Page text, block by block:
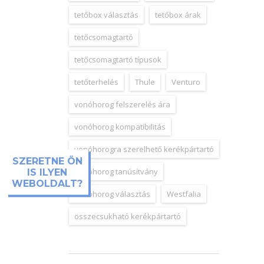
SZERETNE ÖN
IS ILYEN
WEBOLDALT?
tetőbox választás tetőbox árak
tetőcsomagtartó
tetőcsomagtartó típusok
tetőterhelés Thule Venturo
vonóhorog felszerelés ára
vonóhorog kompatibilitás
vonóhorogra szerelhető kerékpártartó
vonóhorog tanúsítvány
vonóhorog választás Westfalia
összecsukható kerékpártartó